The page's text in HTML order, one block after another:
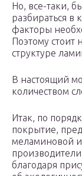
Но, все-таки,
разбираться в
факторы
Поэтому стоит
структуре
В настоящий
количеством
Итак, по
покрытие,
меламиновой
благодаря